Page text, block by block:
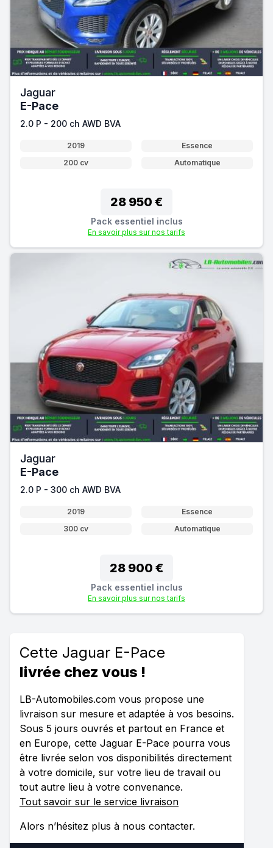
Jaguar
E-Pace
2.0 P - 200 ch AWD BVA
2019
Essence
200 cv
Automatique
28 950 €
Pack essentiel inclus
En savoir plus sur nos tarifs
Jaguar
E-Pace
2.0 P - 300 ch AWD BVA
2019
Essence
300 cv
Automatique
28 900 €
Pack essentiel inclus
En savoir plus sur nos tarifs
Cette Jaguar E-Pace
livrée chez vous !
LB-Automobiles.com vous propose une
livraison sur mesure et adaptée à vos besoins.
Sous 5 jours ouvrés et partout en France et
en Europe, cette Jaguar E-Pace pourra vous
être livrée selon vos disponibilités directement
à votre domicile, sur votre lieu de travail ou
tout autre lieu à votre convenance.
Tout savoir sur le service livraison
Alors n’hésitez plus à nous contacter.